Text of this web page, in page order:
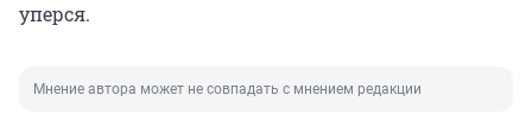
уперся.
Мнение автора может не совпадать с мнением редакции